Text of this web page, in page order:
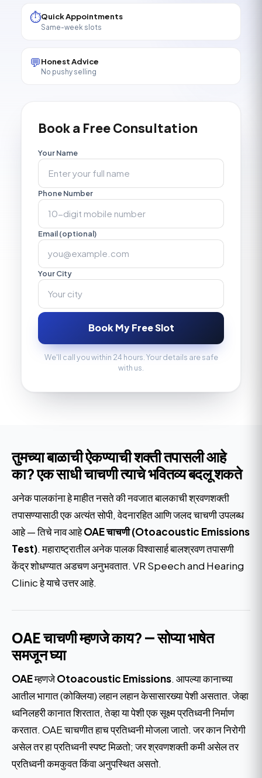
⏱️Quick Appointments
Same-week slots
💬Honest Advice
No pushy selling
Book a Free Consultation
Your Name
Phone Number
Email (optional)
Your City
Book My Free Slot
We'll call you within 24 hours. Your details are safe
with us.
तुमच्या बाळाची ऐकण्याची शक्ती तपासली आहे
का? एक साधी चाचणी त्याचे भवितव्य बदलू शकते
अनेक पालकांना हे माहीत नसते की नवजात बालकाची श्रवणशक्ती
तपासण्यासाठी एक अत्यंत सोपी, वेदनारहित आणि जलद चाचणी उपलब्ध
आहे — तिचे नाव आहेOAE चाचणी (Otoacoustic Emissions
Test). महाराष्ट्रातील अनेक पालक विश्वासार्ह बालश्रवण तपासणी
केंद्र शोधण्यात अडचण अनुभवतात. VR Speech and Hearing
Clinic हे याचे उत्तर आहे.
OAE चाचणी म्हणजे काय? — सोप्या भाषेत
समजून घ्या
OAEम्हणजेOtoacoustic Emissions. आपल्या कानाच्या
आतील भागात (कोक्लिया) लहान लहान केसासारख्या पेशी असतात. जेव्हा
ध्वनिलहरी कानात शिरतात, तेव्हा या पेशी एक सूक्ष्म प्रतिध्वनी निर्माण
करतात. OAE चाचणीत हाच प्रतिध्वनी मोजला जातो. जर कान निरोगी
असेल तर हा प्रतिध्वनी स्पष्ट मिळतो; जर श्रवणशक्ती कमी असेल तर
प्रतिध्वनी कमकुवत किंवा अनुपस्थित असतो.